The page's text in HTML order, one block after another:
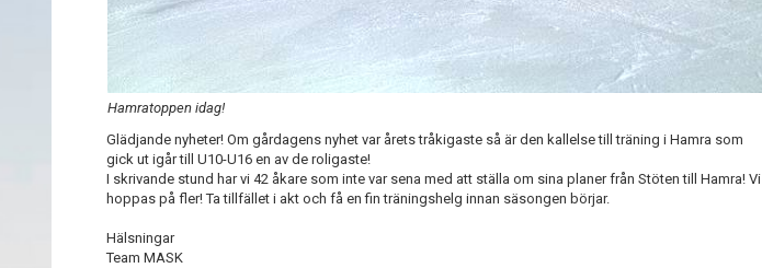
Hamratoppen idag!
Glädjande nyheter! Om gårdagens nyhet var årets tråkigaste så är den kallelse till träning i Hamra som
gick ut igår till U10-U16 en av de roligaste!
I skrivande stund har vi 42 åkare som inte var sena med att ställa om sina planer från Stöten till Hamra! Vi
hoppas på fler! Ta tillfället i akt och få en fin träningshelg innan säsongen börjar.
Hälsningar
Team MASK